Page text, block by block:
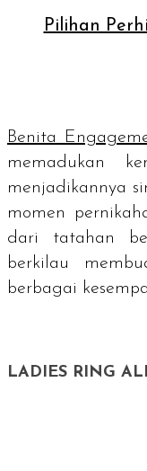
Pilihan
Benita
memadukan
menjadikannya
momen
dari tatahan
berkilau
berbagai
LADIES RING